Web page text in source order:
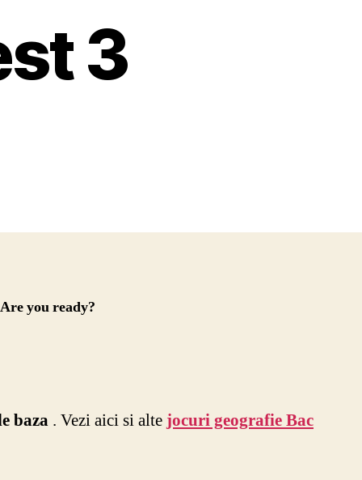
3
you ready?
baza . Vezi aici si alte jocuri geografie Bac